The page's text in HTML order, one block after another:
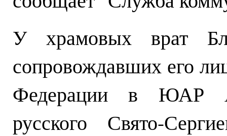
У храмовых врат
сопровождавших его
Федерации в ЮАР
русского Свято-